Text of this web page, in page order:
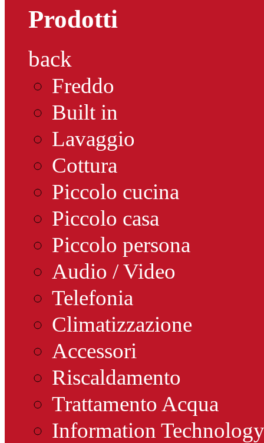
Prodotti
back
Freddo
Built in
Lavaggio
Cottura
Piccolo cucina
Piccolo casa
Piccolo persona
Audio / Video
Telefonia
Climatizzazione
Accessori
Riscaldamento
Trattamento Acqua
Information Technology